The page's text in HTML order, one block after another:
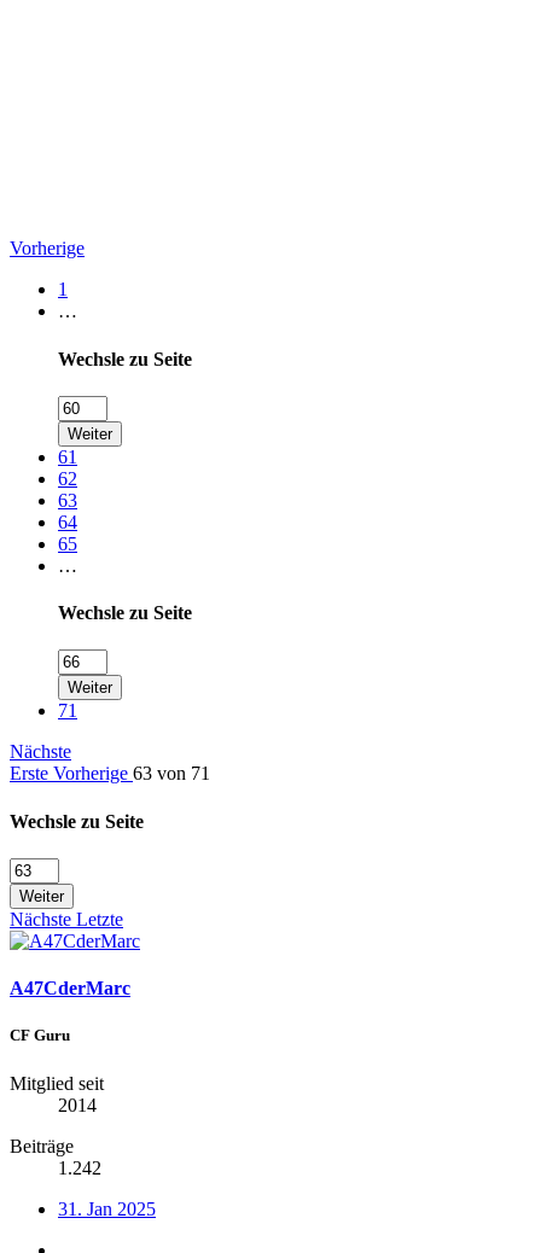
Vorherige
1
…
Wechsle zu Seite
Weiter
61
62
63
64
65
…
Wechsle zu Seite
Weiter
71
Nächste
Erste Vorherige 63 von 71
Wechsle zu Seite
Weiter
Nächste Letzte
A47CderMarc
CF Guru
Mitglied seit
2014
Beiträge
1.242
31. Jan 2025